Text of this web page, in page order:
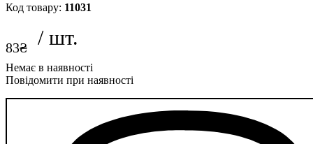
11031
83₴
Повідомити при наявності